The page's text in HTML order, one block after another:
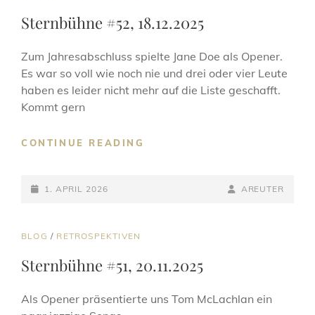
Sternbühne #52, 18.12.2025
Zum Jahresabschluss spielte Jane Doe als Opener.
Es war so voll wie noch nie und drei oder vier Leute
haben es leider nicht mehr auf die Liste geschafft.
Kommt gern
CONTINUE READING
POSTED-
1. APRIL 2026
BY
BYLINE
AREUTER
CAT
BLOG / RETROSPEKTIVEN
Sternbühne #51, 20.11.2025
Als Opener präsentierte uns Tom McLachlan ein